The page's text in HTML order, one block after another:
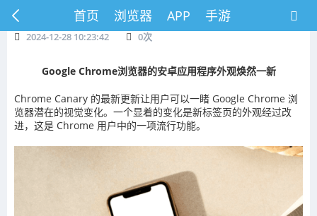
首页 浏览器 APP 手游
2024-12-28 10:23:42 0次
Google Chrome浏览器的安卓应用程序外观焕然一新
Chrome Canary 的最新更新让用户可以一睹 Google Chrome 浏
览器潜在的视觉变化。一个显着的变化是新标签页的外观经过改
进，这是 Chrome 用户中的一项流行功能。